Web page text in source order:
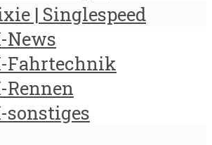
| Singlespeed
News
Fahrtechnik
Rennen
sonstiges